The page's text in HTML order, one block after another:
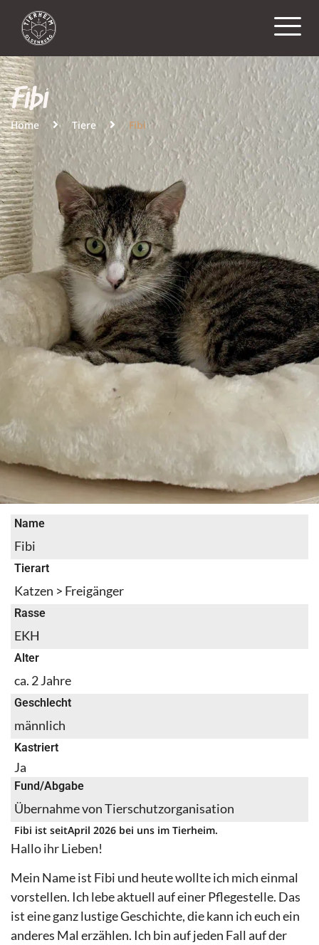
Fibi
Home Tiere Fibi
Name
Fibi
Tierart
Katzen > Freigänger
Rasse
EKH
Alter
ca. 2 Jahre
Geschlecht
männlich
Kastriert
Ja
Fund/Abgabe
Übernahme von Tierschutzorganisation
Fibi ist seitApril 2026 bei uns im Tierheim.
Hallo ihr Lieben!
Mein Name ist Fibi und heute wollte ich mich einmal
vorstellen. Ich lebe aktuell auf einer Pflegestelle. Das
ist eine ganz lustige Geschichte, die kann ich euch ein
anderes Mal erzählen. Ich bin auf jeden Fall auf der